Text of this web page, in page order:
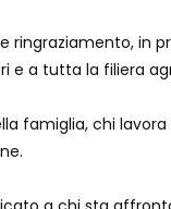
ringraziamento, in
e a tutta la filiera
famiglia, chi